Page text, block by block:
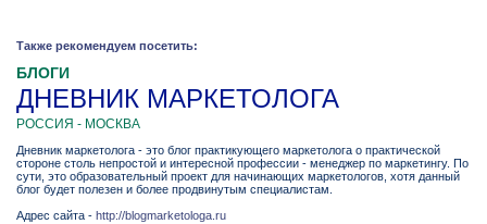
Также рекомендуем посетить:
БЛОГИ
ДНЕВНИК МАРКЕТОЛОГА
РОССИЯ - МОСКВА
Дневник маркетолога - это блог практикующего маркетолога о практической
стороне столь непростой и интересной профессии - менеджер по маркетингу. По
сути, это образовательный проект для начинающих маркетологов, хотя данный
блог будет полезен и более продвинутым специалистам.
Адрес сайта - http://blogmarketologa.ru